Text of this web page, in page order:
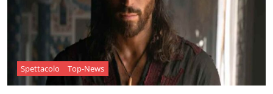
Spettacolo Top-News